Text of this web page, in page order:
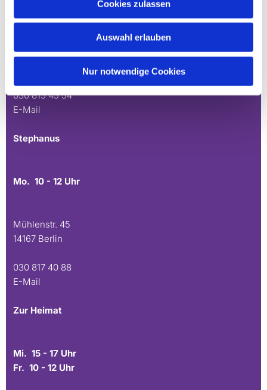
Cookies zulassen
Auswahl erlauben
Nur notwendige Cookies
Do. 16.30 - 18.30 Uhr
Andréezeile 21-23
030 815 45 54
E-Mail
Stephanus
Mo. 10 - 12 Uhr
Mühlenstr. 45
14167 Berlin
030 817 40 88
E-Mail
Zur Heimat
Mi. 15 - 17 Uhr
Fr. 10 - 12 Uhr